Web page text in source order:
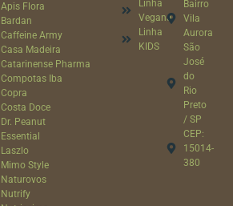
Apis Flora
Bardan
Caffeine Army
Casa Madeira
Catarinense Pharma
Compotas Iba
Copra
Costa Doce
Dr. Peanut
Essential
Laszlo
Mimo Style
Naturovos
Nutrify
Linha
Vegana
Linha
KIDS
Bairro
Vila
Aurora
São
José
do
Rio
Preto
/ SP
CEP:
15014-
380